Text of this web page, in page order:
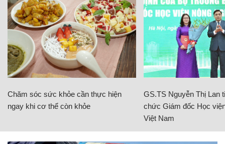
Chăm sóc sức khỏe cần thực hiện
ngay khi cơ thể còn khỏe
GS.TS Nguyễn Thị Lan
chức Giám đốc Học
Việt Nam